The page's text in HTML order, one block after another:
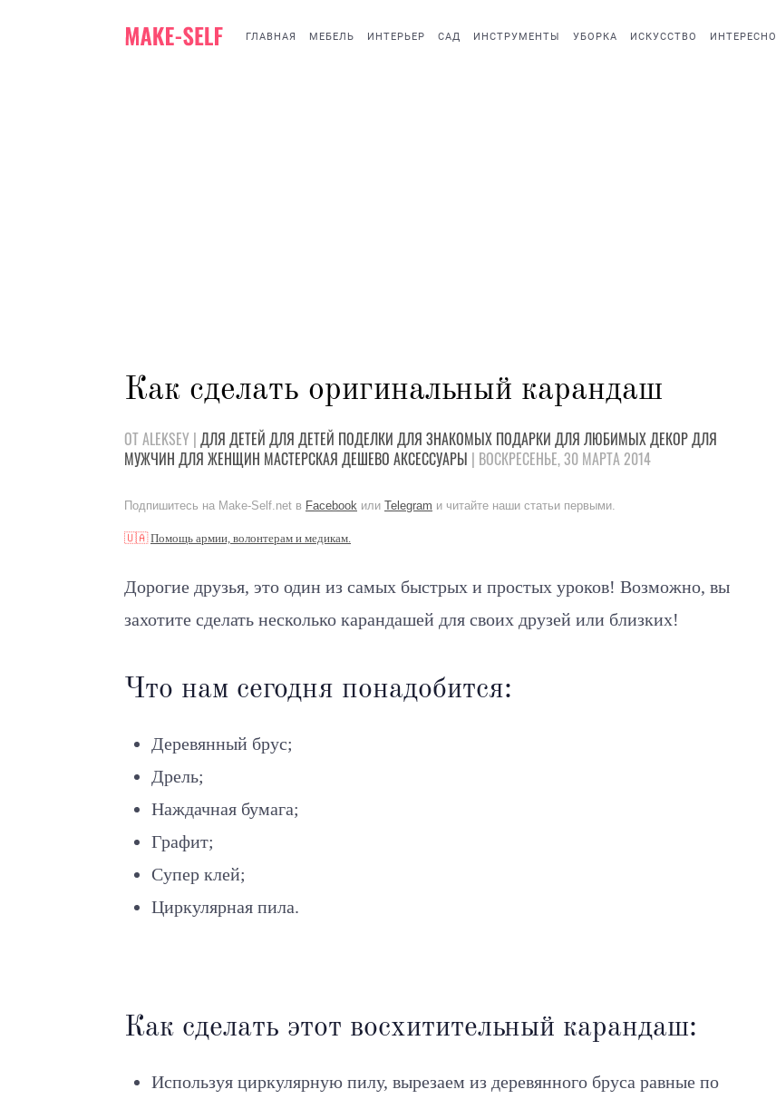
ГЛАВНАЯ МЕБЕЛЬ ИНТЕРЬЕР САД ИНСТРУМЕНТЫ УБОРКА ИСКУССТВО ИНТЕРЕСНО
Как сделать оригинальный карандаш
ОТ ALEKSEY | ДЛЯ ДЕТЕЙ ДЛЯ ДЕТЕЙ ПОДЕЛКИ ДЛЯ ЗНАКОМЫХ ПОДАРКИ ДЛЯ ЛЮБИМЫХДЕКОРДЛЯ
МУЖЧИН ДЛЯ ЖЕНЩИН МАСТЕРСКАЯ ДЕШЕВО АКСЕССУАРЫ | ВОСКРЕСЕНЬЕ, 30 МАРТА 2014
Подпишитесь на Make-Self.net в Facebook или Telegram и читайте наши статьи первыми.
🇺🇦Помощь армии, волонтерам и медикам.
Дорогие друзья, это один из самых быстрых и простых уроков! Возможно, вы
захотите сделать несколько карандашей для своих друзей или близких!
Что нам сегодня понадобится:
Деревянный брус;
Дрель;
Наждачная бумага;
Графит;
Супер клей;
Циркулярная пила.
Как сделать этот восхитительный карандаш:
Используя циркулярную пилу, вырезаем из деревянного бруса равные по